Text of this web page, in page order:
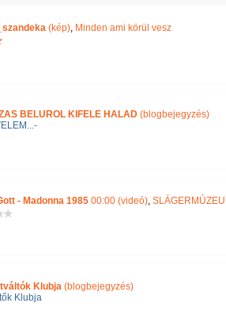
(kép), Minden ami körül vesz
BELUROL KIFELE HALAD (blogbejegyzés)
- Madonna 1985 00:00 (videó),
Klubja (blogbejegyzés)
Klubja